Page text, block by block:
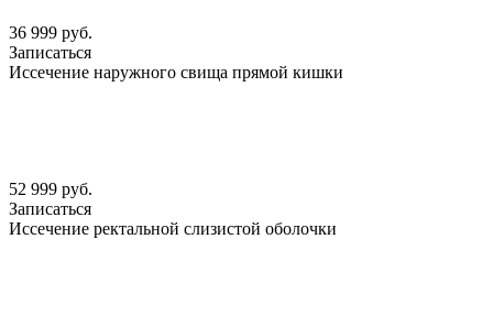
36 999 руб.
Записаться
Иссечение наружного свища прямой кишки
52 999 руб.
Записаться
Иссечение ректальной слизистой оболочки